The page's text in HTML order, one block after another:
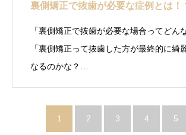
裏側矯正で抜歯が必要な症例とは！
「裏側矯正で抜歯が必要な場合ってどん
「裏側矯正って抜歯した方が最終的に綺
なるのかな？…
1 2 3 4 5